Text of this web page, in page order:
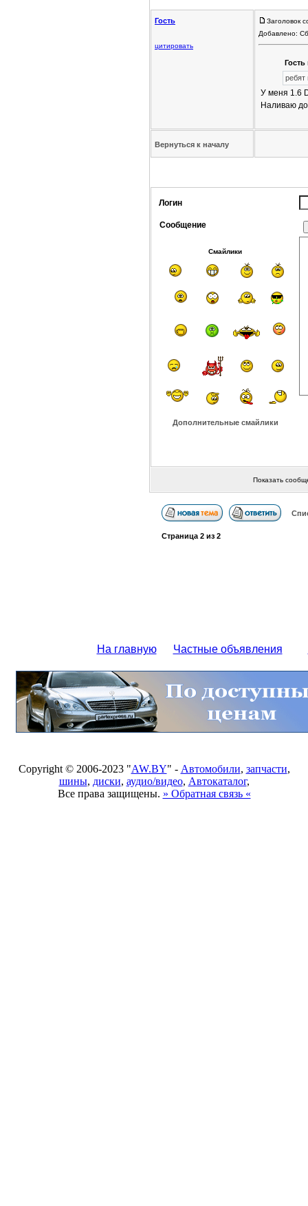
Гость
цитировать
Заголовок
Добавлено:
ребят
У меня 1.6
Наливаю
Вернуться к началу
Логин
Сообщение
Смайлики
Дополнительные смайлики
Показать
Страница 2из 2
На главную Частные объявления
Copyright © 2006-2023 "AW.BY" - Автомобили, запчасти,
шины, диски, аудио/видео, Автокаталог,
Все права защищены. » Обратная связь «